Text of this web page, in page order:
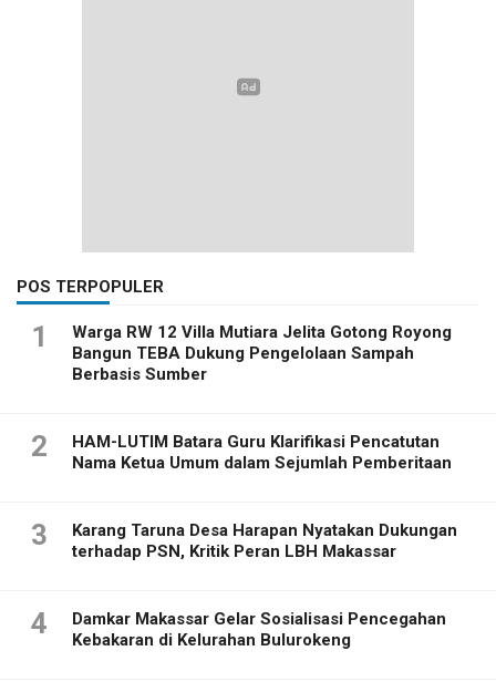
POS TERPOPULER
1
Warga RW 12 Villa Mutiara Jelita Gotong Royong
Bangun TEBA Dukung Pengelolaan Sampah
Berbasis Sumber
2
HAM-LUTIM Batara Guru Klarifikasi Pencatutan
Nama Ketua Umum dalam Sejumlah Pemberitaan
3
Karang Taruna Desa Harapan Nyatakan Dukungan
terhadap PSN, Kritik Peran LBH Makassar
4
Damkar Makassar Gelar Sosialisasi Pencegahan
Kebakaran di Kelurahan Bulurokeng